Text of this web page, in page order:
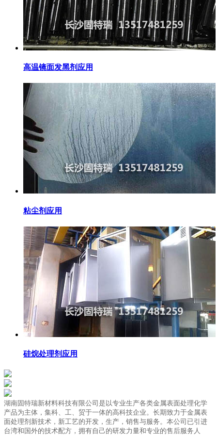
高温镜面发黑剂应用
粘尘剂应用
硅烷处理剂应用
湖南固特瑞新材料科技有限公司是以专业生产各类金属表面处理化学
产品为主体，集科、工、贸于一体的高科技企业。长期致力于金属表
面处理剂新技术，新工艺的开发，生产，销售与服务。本公司已引进
台湾和国外的技术配方，拥有自己的研发力量和专业的售后服务人